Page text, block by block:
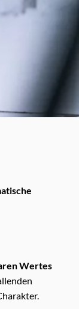
Wertes